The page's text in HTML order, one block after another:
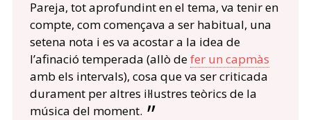
Pareja, tot aprofundint en el tema, va tenir en
compte, com començava a ser habitual, una
setena nota i es va acostar a la idea de
l’afinació temperada (allò defer un capmàs
amb els intervals), cosa que va ser criticada
durament per altres il·lustres teòrics de la
música del moment.